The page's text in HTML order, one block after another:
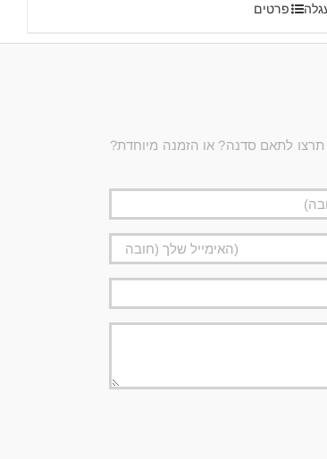
פרטים
לתאם סדנה? או הזמנה מיוחדת?